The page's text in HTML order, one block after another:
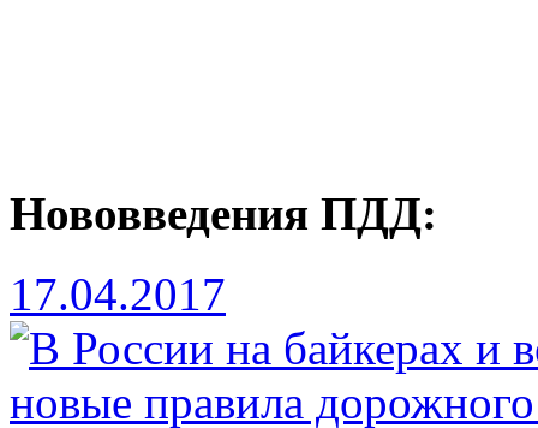
Нововведения ПДД:
17.04.2017